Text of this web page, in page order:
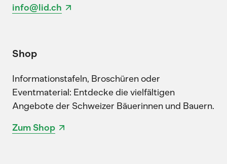
info@lid.ch
Shop
Informationstafeln, Broschüren oder
Eventmaterial: Entdecke die vielfältigen
Angebote der Schweizer Bäuerinnen und Bauern.
Zum Shop